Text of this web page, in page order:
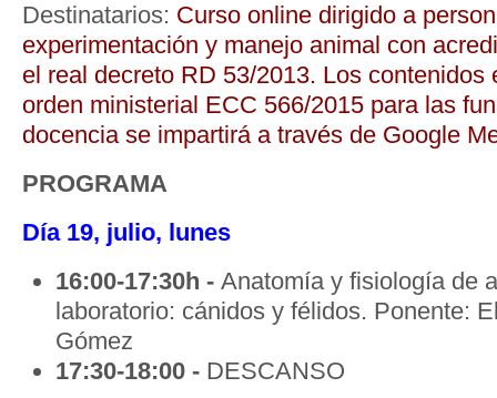
Destinatarios: Curso online dirigido a
experimentación y manejo animal con
el real decreto RD 53/2013. Los contenidos
orden ministerial ECC 566/2015 para las
docencia se impartirá a través de Google
PROGRAMA
Día 19, julio, lunes
16:00-17:30h - Anatomía y fisiología de
laboratorio: cánidos y félidos. Ponente:
Gómez
17:30-18:00 - DESCANSO